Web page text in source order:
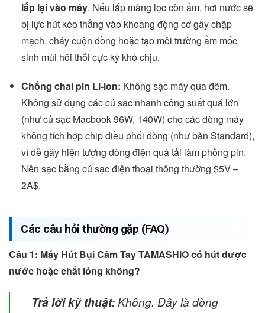
lắp lại vào máy. Nếu lắp màng lọc còn ẩm, hơi nước sẽ
bị lực hút kéo thẳng vào khoang động cơ gây chập
mạch, cháy cuộn đồng hoặc tạo môi trường ẩm mốc
sinh mùi hôi thối cực kỳ khó chịu.
Chống chai pin Li-ion: Không sạc máy qua đêm.
Không sử dụng các củ sạc nhanh công suất quá lớn
(như củ sạc Macbook 96W, 140W) cho các dòng máy
không tích hợp chip điều phối dòng (như bản Standard),
vì dễ gây hiện tượng dòng điện quá tải làm phồng pin.
Nên sạc bằng củ sạc điện thoại thông thường $5V –
2A$.
Các câu hỏi thường gặp (FAQ)
Câu 1: Máy Hút Bụi Cầm Tay TAMASHIO có hút được
nước hoặc chất lỏng không?
Trả lời kỹ thuật:Không. Đây là dòng